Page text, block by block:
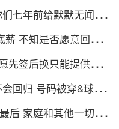
七年前给默默无闻的
不知是否愿意回归扮
签后换只能提供底薪
回归 号码被穿&球队
后 家庭和其他一切都